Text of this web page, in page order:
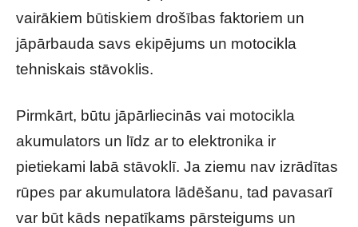
vairākiem būtiskiem drošības faktoriem un
jāpārbauda savs ekipējums un motocikla
tehniskais stāvoklis.
Pirmkārt, būtu jāpārliecinās vai motocikla
akumulators un līdz ar to elektronika ir
pietiekami labā stāvoklī. Ja ziemu nav izrādītas
rūpes par akumulatora lādēšanu, tad pavasarī
var būt kāds nepatīkams pārsteigums un